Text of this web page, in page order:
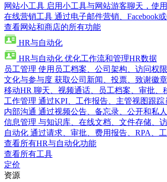
网站小工具 启用小工具与网站游客聊天，使
在线营销工具 通过电子邮件营销、Facebook
查看网站和商店的所有功能
HR与自动化
HR与自动化 优化工作流和管理HR数据
员工管理 使用员工档案、公司架构、访问权
文化与参与度 获取公司新闻、投票、致谢徽
移动HR 聊天、视频通话、员工档案、审批、
工作管理 通过KPI、工作报告、主管视图跟踪
内部沟通 通过视频公告、备忘录、公开和私
信息管理 与知识库、在线文档、文件存储、
自动化 通过请求、审批、费用报告、RPA、
查看所有HR与自动化功能
查看所有工具
定价
资源